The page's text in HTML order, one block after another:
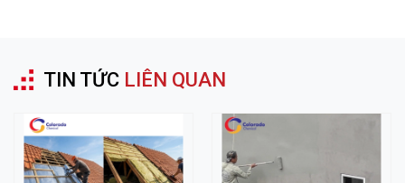
TIN TỨC LIÊN QUAN